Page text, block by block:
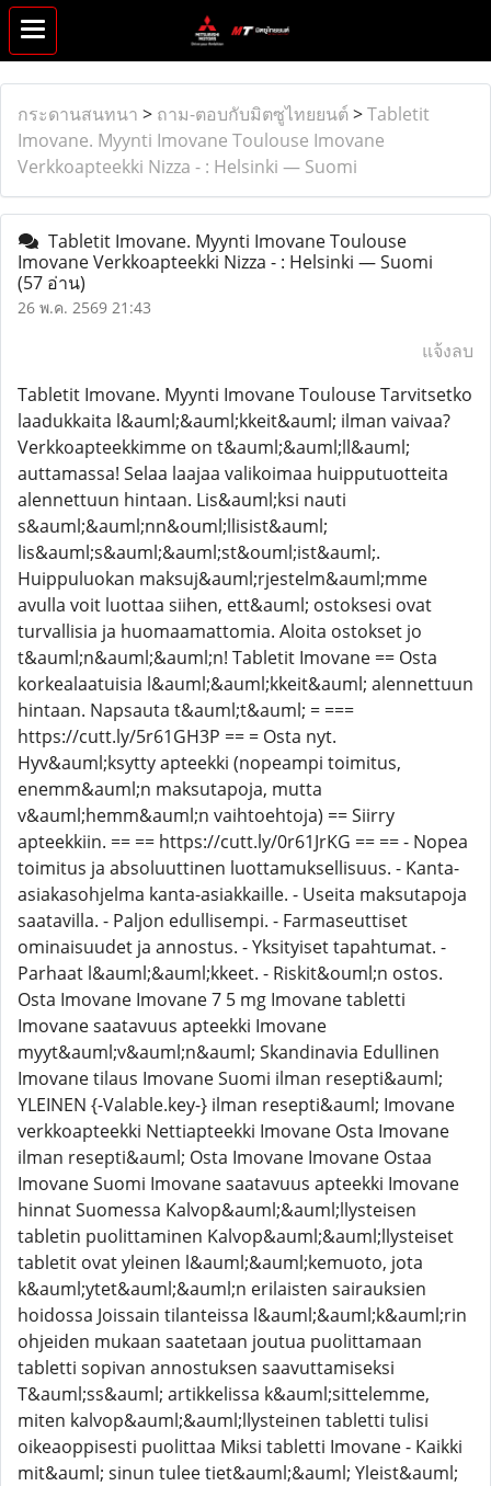
กระดานสนทนา > ถาม-ตอบกับมิตซูไทยยนต์ >Tabletit
Imovane. Myynti Imovane Toulouse Imovane
Verkkoapteekki Nizza - : Helsinki — Suomi
Tabletit Imovane. Myynti Imovane Toulouse
Imovane Verkkoapteekki Nizza - : Helsinki — Suomi
(57 อ่าน)
26 พ.ค. 2569 21:43
แจ้งลบ
Tabletit Imovane. Myynti Imovane Toulouse Tarvitsetko
laadukkaita l&auml;&auml;kkeit&auml; ilman vaivaa?
Verkkoapteekkimme on t&auml;&auml;ll&auml;
auttamassa! Selaa laajaa valikoimaa huipputuotteita
alennettuun hintaan. Lis&auml;ksi nauti
s&auml;&auml;nn&ouml;llisist&auml;
lis&auml;s&auml;&auml;st&ouml;ist&auml;.
Huippuluokan maksuj&auml;rjestelm&auml;mme
avulla voit luottaa siihen, ett&auml; ostoksesi ovat
turvallisia ja huomaamattomia. Aloita ostokset jo
t&auml;n&auml;&auml;n! Tabletit Imovane == Osta
korkealaatuisia l&auml;&auml;kkeit&auml; alennettuun
hintaan. Napsauta t&auml;t&auml; = ===
https://cutt.ly/5r61GH3P == = Osta nyt.
Hyv&auml;ksytty apteekki (nopeampi toimitus,
enemm&auml;n maksutapoja, mutta
v&auml;hemm&auml;n vaihtoehtoja) == Siirry
apteekkiin. == == https://cutt.ly/0r61JrKG == == - Nopea
toimitus ja absoluuttinen luottamuksellisuus. - Kanta-
asiakasohjelma kanta-asiakkaille. - Useita maksutapoja
saatavilla. - Paljon edullisempi. - Farmaseuttiset
ominaisuudet ja annostus. - Yksityiset tapahtumat. -
Parhaat l&auml;&auml;kkeet. - Riskit&ouml;n ostos.
Osta Imovane Imovane 7 5 mg Imovane tabletti
Imovane saatavuus apteekki Imovane
myyt&auml;v&auml;n&auml; Skandinavia Edullinen
Imovane tilaus Imovane Suomi ilman resepti&auml;
YLEINEN {-Valable.key-} ilman resepti&auml; Imovane
verkkoapteekki Nettiapteekki Imovane Osta Imovane
ilman resepti&auml; Osta Imovane Imovane Ostaa
Imovane Suomi Imovane saatavuus apteekki Imovane
hinnat Suomessa Kalvop&auml;&auml;llysteisen
tabletin puolittaminen Kalvop&auml;&auml;llysteiset
tabletit ovat yleinen l&auml;&auml;kemuoto, jota
k&auml;ytet&auml;&auml;n erilaisten sairauksien
hoidossa Joissain tilanteissa l&auml;&auml;k&auml;rin
ohjeiden mukaan saatetaan joutua puolittamaan
tabletti sopivan annostuksen saavuttamiseksi
T&auml;ss&auml; artikkelissa k&auml;sittelemme,
miten kalvop&auml;&auml;llysteinen tabletti tulisi
oikeaoppisesti puolittaa Miksi tabletti Imovane - Kaikki
mit&auml; sinun tulee tiet&auml;&auml; Yleist&auml;